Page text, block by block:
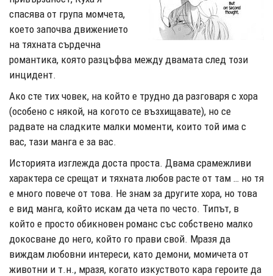
спасява от група момчета,
което започва движението
на тяхната сърдечна
романтика, която разцъфва между двамата след този
инцидент.
Ако сте тих човек, на който е трудно да разговаря с хора
(особено с някой, на когото се възхищавате), но се
радвате на сладките малки моменти, които той има с
вас, тази манга е за вас.
Историята изглежда доста проста. Двама срамежливи
характера се срещат и тяхната любов расте от там … но тя
е много повече от това. Не знам за другите хора, но това
е вид манга, който искам да чета по често. Типът, в
който е просто обикновен романс със собствено малко
докосване до него, който го прави свой. Мразя да
виждам любовни интереси, като демони, момичета от
животни и т.н., мразя, когато изкуството кара героите да